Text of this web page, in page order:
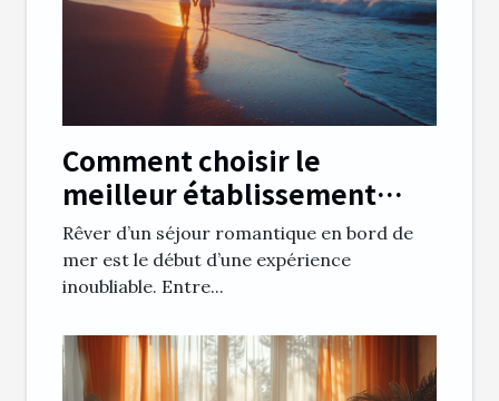
Comment choisir le
meilleur établissement
pour un séjour romantique
en bord de mer ?
Rêver d’un séjour romantique en bord de
mer est le début d’une expérience
inoubliable. Entre...